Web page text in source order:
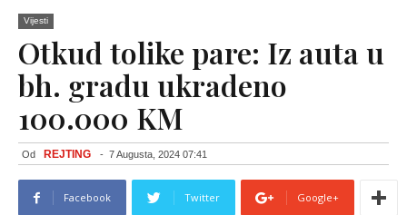
Vijesti
Otkud tolike pare: Iz auta u
bh. gradu ukradeno
100.000 KM
Od REJTING - 7 Augusta, 2024 07:41
Facebook Twitter Google+